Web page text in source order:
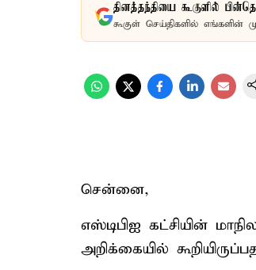
தினத்தந்தியை கூகுளில்
கூகுள் செய்திகளில் எங்களின்
சென்னை,
எஸ்டிபிஐ கட்சியின்
அறிக்கையில்